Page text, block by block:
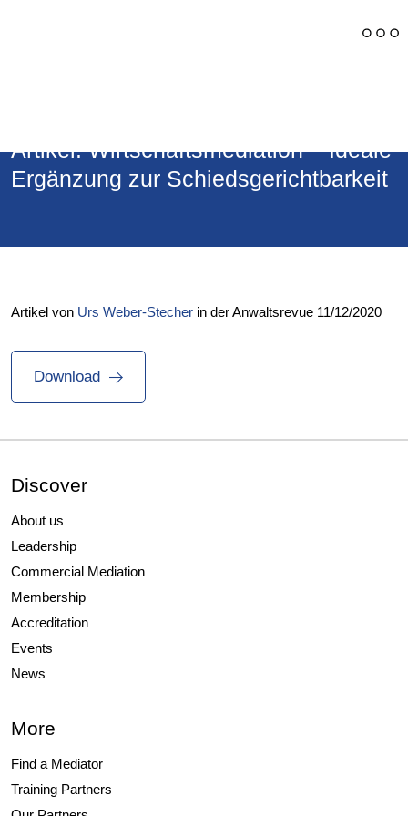
Artikel: Wirtschaftsmediation – Ideale
Ergänzung zur Schiedsgerichtbarkeit
Artikel von Urs Weber-Stecher in der Anwaltsrevue 11/12/2020
Download
Discover
About us
Leadership
Commercial Mediation
Membership
Accreditation
Events
News
More
Find a Mediator
Training Partners